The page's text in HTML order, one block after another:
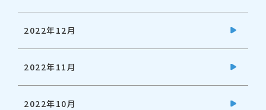
2022年12月
2022年11月
2022年10月